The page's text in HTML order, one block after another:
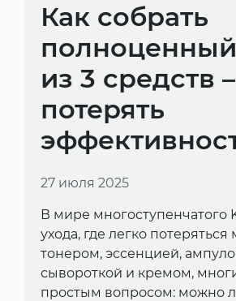
Как собрать
из 3 средств
потерять
27 июля 2025
В мире многоступенчатого
ухода, где легко
тонером, эссенцией,
сывороткой и кремом,
простым вопросом: можно